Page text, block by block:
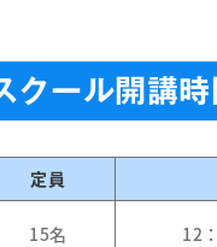
クール開講時
定員
15名 12